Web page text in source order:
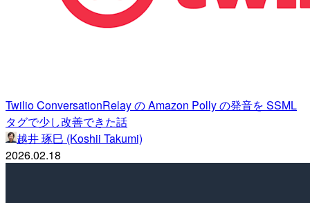
Twilio ConversationRelay の Amazon Polly の発音を SSML
タグで少し改善できた話
越井 琢巳 (Koshii Takumi)
2026.02.18